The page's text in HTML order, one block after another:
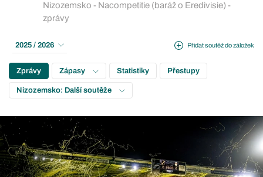
Nizozemsko - Nacompetitie (baráž o Eredivisie) -
zprávy
Přidat soutěž do záložek
2025 / 2026
Zprávy Zápasy Statistiky Přestupy
Nizozemsko: Další soutěže